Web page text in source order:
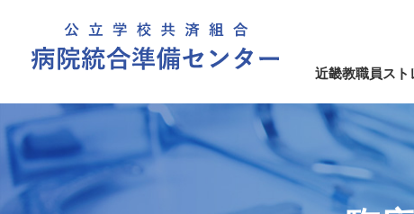
近畿教職員スト